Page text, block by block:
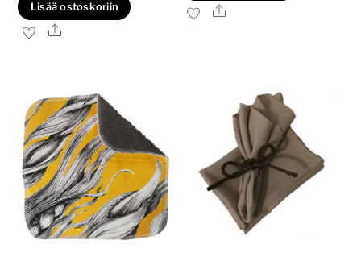
Lisää ostoskoriin
Ale
Ale